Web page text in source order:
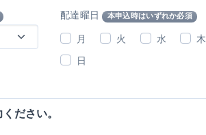
配達曜日 本申込時はいずれか必須
月 火 水 木
日
ださい。